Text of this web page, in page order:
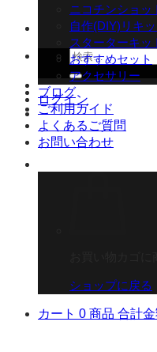
検
索
対
象:
ログイン
ショップに戻る
カート 0 商品 合計金
ニコチンショッ
自作(DIY)リキ
スターターキッ
おすすめセット
アクセサリー
ブログ
ご利用ガイド
よくあるご質問
お問い合わせ